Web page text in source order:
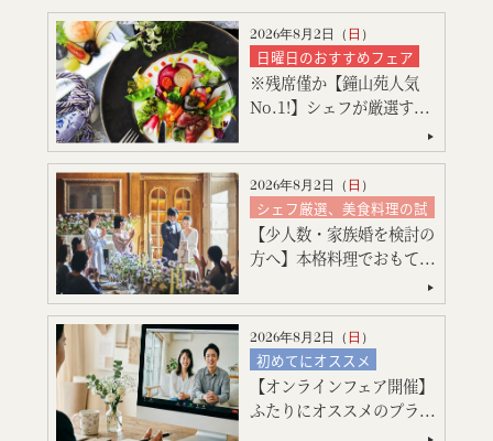
2026年8月2日（ 日 ）
日曜日のおすすめフェア
シェフ厳選、美食料理の試
食
大聖堂挙式
神殿挙式
特別限定プレゼント付
会場コーディネート
見積り相談会
ご宿泊のご予約・ご相談
※残席僅か【鐘山苑人気
No.1!】シェフが厳選す...
2026年8月2日（日 ）
シェフ厳選、美食料理の試
食
絶品スイーツ試食
会場コーディネート
マタニティ・お急ぎ婚相談
見積り相談会
引出物・婚礼アイテム紹介
ご宿泊のご予約・ご相談
【少人数・家族婚を検討の
方へ】本格料理でおもて...
2026年8月2日（ 日 ）
初めてにオススメ
フォトウエディング
ご宿泊のご予約・ご相談
【オンラインフェア開催】
ふたりにオススメのプラ...